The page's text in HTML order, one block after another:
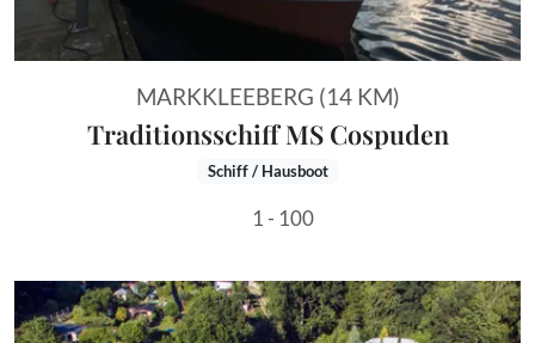
MARKKLEEBERG (14 KM)
Traditionsschiff MS Cospuden
Schiff / Hausboot
1 - 100